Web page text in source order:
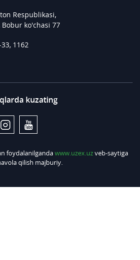
Respublikasi,
ko'chasi 77
1162
kuzating
foydalanilgandawww.uzex.uzveb-saytiga
qilish majburiy.